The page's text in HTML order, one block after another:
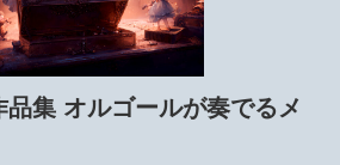
集 オルゴールが奏でるメ